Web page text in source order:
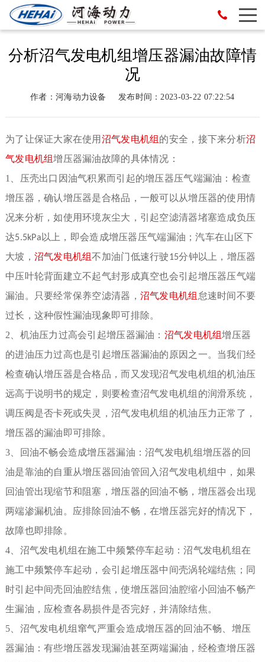
分析沼气发电机组增压器漏油故障情
况
作者：河海动力设备 发布时间：2023-03-22 07:22:54
为了让保证大家在使用 沼气发电机组 的安全，接下来分析沼
气发电机组增压器漏油故障的具体情况：
1、压壳出口因油气积累而引起的增压器压气端漏油：检查
增压器，确认增压器是合格品，一般可以从增压器的使用情
况来分析，如使用环境灰尘大，引起空滤清器堵塞造成负压
达5.5kPa 以上，即会造成增压器压气端漏油；汽车在山区下
大坡， 沼气发电机组不加油门低速行驶15分钟以上，增压器
中压叶轮背面建立不起气封形成真空也会引起增压器压气端
漏油。只要经常保养空滤清器， 沼气发电机组 怠速时间不要
过长，这种假性漏油现象即可排除。
2、机油压力过高会引起增压器漏油： 沼气发电机组增压器
的进油压力过高也是引起增压器漏油的原因之一。当我们经
检查确认增压器是合格品，而又发现沼气发电机组的机油压
远高于说明书的规定，则要检查沼气发电机组的润滑系统，
调压阀是否卡死或失灵，沼气发电机组的机油压力正常了，
增压器的漏油即可排除。
3、回油不畅会造成增压器漏油：沼气发电机组增压器的回
油是靠油的自重从增压器回油管回入沼气发电机组中，如果
回油管出现缩节和阻塞，增压器的回油不畅，增压器会出现
两端渗漏机油。应排除回油不畅，在增压器完好的情况下，
故障也即排除。
4、沼气发电机组在施工中频繁停车起动：沼气发电机组在
施工中频繁停车起动，会引起增压器中间壳涡轮端结焦；同
时引起中间壳回油腔结焦，使增压器回油腔缩小回油不畅产
生漏油，应检查各易损件是否完好，并清除结焦。
5、沼气发电机组窜气严重会造成增压器的回油不畅、增压
器漏油：有些增压器发现漏油甚至两端漏油，经检查增压器